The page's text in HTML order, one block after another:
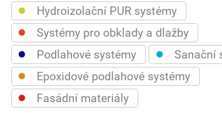
● Hydroizolační PUR systémy
● Systémy pro obklady a dlažby
● Podlahové systémy ● Sanační
● Epoxidové podlahové systémy
● Fasádní materiály